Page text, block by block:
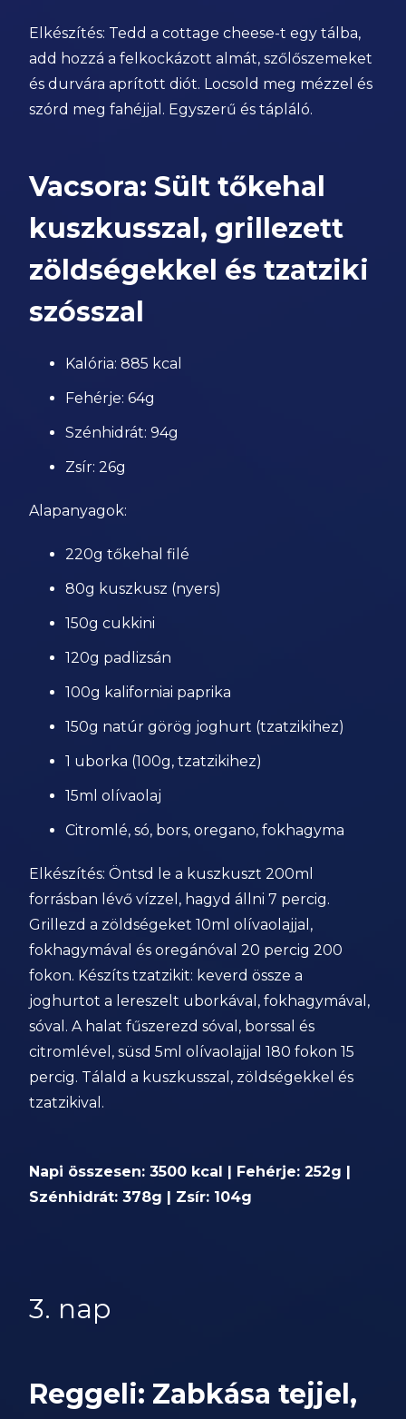
Elkészítés: Tedd a cottage cheese-t egy tálba,
add hozzá a felkockázott almát, szőlőszemeket
és durvára aprított diót. Locsold meg mézzel és
szórd meg fahéjjal. Egyszerű és tápláló.
Vacsora: Sült tőkehal
kuszkusszal, grillezett
zöldségekkel és tzatziki
szósszal
Kalória: 885 kcal
Fehérje: 64g
Szénhidrát: 94g
Zsír: 26g
Alapanyagok:
220g tőkehal filé
80g kuszkusz (nyers)
150g cukkini
120g padlizsán
100g kaliforniai paprika
150g natúr görög joghurt (tzatzikihez)
1 uborka (100g, tzatzikihez)
15ml olívaolaj
Citromlé, só, bors, oregano, fokhagyma
Elkészítés: Öntsd le a kuszkuszt 200ml
forrásban lévő vízzel, hagyd állni 7 percig.
Grillezd a zöldségeket 10ml olívaolajjal,
fokhagymával és oregánóval 20 percig 200
fokon. Készíts tzatzikit: keverd össze a
joghurtot a lereszelt uborkával, fokhagymával,
sóval. A halat fűszerezd sóval, borssal és
citromlével, süsd 5ml olívaolajjal 180 fokon 15
percig. Tálald a kuszkusszal, zöldségekkel és
tzatzikival.
Napi összesen: 3500 kcal | Fehérje: 252g |
Szénhidrát: 378g | Zsír: 104g
3. nap
Reggeli: Zabkása tejjel,